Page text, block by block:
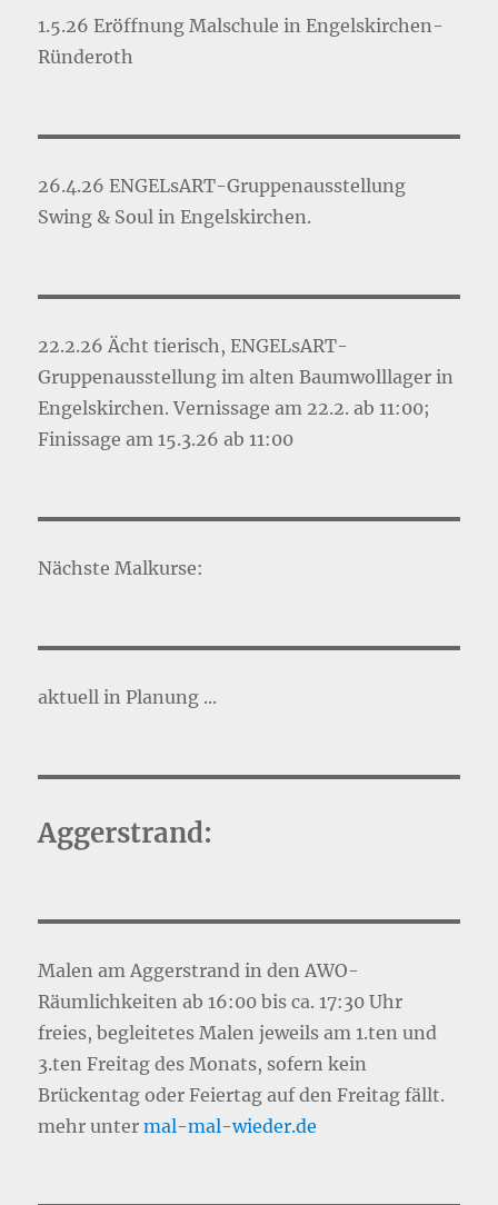
1.5.26 Eröffnung Malschule in Engelskirchen-
Ründeroth
26.4.26 ENGELsART-Gruppenausstellung
Swing & Soul in Engelskirchen.
22.2.26 Ächt tierisch, ENGELsART-
Gruppenausstellung im alten Baumwolllager in
Engelskirchen. Vernissage am 22.2. ab 11:00;
Finissage am 15.3.26 ab 11:00
Nächste Malkurse:
aktuell in Planung ...
Aggerstrand:
Malen am Aggerstrand in den AWO-
Räumlichkeiten ab 16:00 bis ca. 17:30 Uhr
freies, begleitetes Malen jeweils am 1.ten und
3.ten Freitag des Monats, sofern kein
Brückentag oder Feiertag auf den Freitag fällt.
mehr untermal-mal-wieder.de